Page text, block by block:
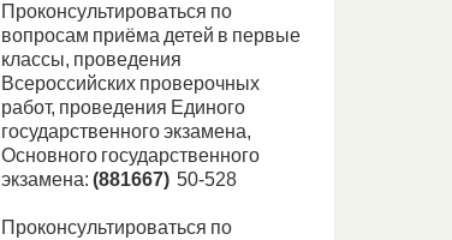
Проконсультироваться по
вопросам приёма детей в первые
классы, проведения
Всероссийских проверочных
работ, проведения Единого
государственного экзамена,
Основного государственного
экзамена: (881667) 50-528
Проконсультироваться по